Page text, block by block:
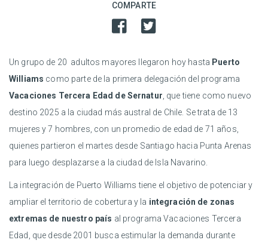
COMPARTE
Un grupo de 20 adultos mayores llegaron hoy hasta Puerto
Williams como parte de la primera delegación del programa
Vacaciones Tercera Edad de Sernatur , que tiene como nuevo
destino 2025 a la ciudad más austral de Chile. Se trata de 13
mujeres y 7 hombres, con un promedio de edad de 71 años,
quienes partieron el martes desde Santiago hacia Punta Arenas
para luego desplazarse a la ciudad de Isla Navarino.
La integración de Puerto Williams tiene el objetivo de potenciar y
ampliar el territorio de cobertura y la integración de zonas
extremas de nuestro país al programa Vacaciones Tercera
Edad, que desde 2001 busca estimular la demanda durante